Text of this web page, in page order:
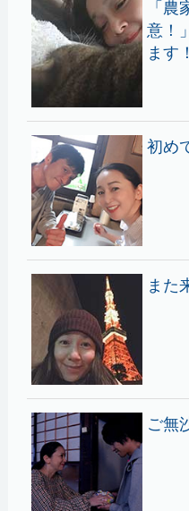
「
意！
ます
初め
また
ご無